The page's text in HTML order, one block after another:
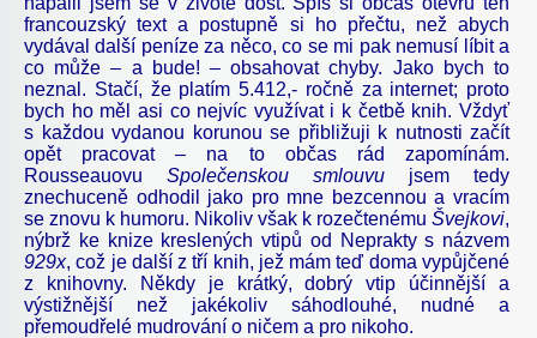
francouzský text a postupně si ho přečtu, než abych
vydával další peníze za něco, co se mi pak nemusí líbit a
co může – a bude! – obsahovat chyby. Jako bych to
neznal. Stačí, že platím 5.412,- ročně za internet; proto
bych ho měl asi co nejvíc využívat i k četbě knih. Vždyť
s každou vydanou korunou se přibližuji k nutnosti začít
opět pracovat – na to občas rád zapomínám.
Rousseauovu Společenskou smlouvu jsem tedy
znechuceně odhodil jako pro mne bezcennou a vracím
se znovu k humoru. Nikoliv však k rozečtenému Švejkovi,
nýbrž ke knize kreslených vtipů od Neprakty s názvem
929x, což je další z tří knih, jež mám teď doma vypůjčené
z knihovny. Někdy je krátký, dobrý vtip účinnější a
výstižnější než jakékoliv sáhodlouhé, nudné a
přemoudřelé mudrování o ničem a pro nikoho.